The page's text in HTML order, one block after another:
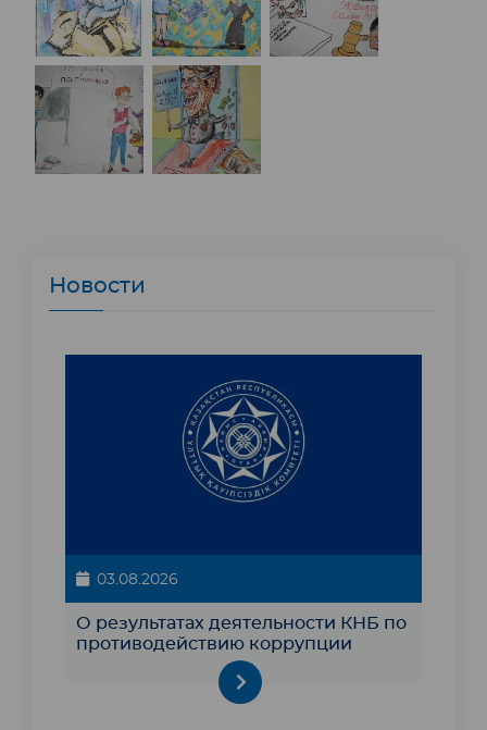
Новости
03.08.2026
О результатах деятельности КНБ по
противодействию коррупции